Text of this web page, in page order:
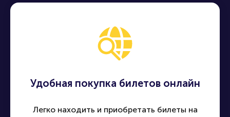
Удобная покупка билетов онлайн
Легко находить и приобретать билеты на